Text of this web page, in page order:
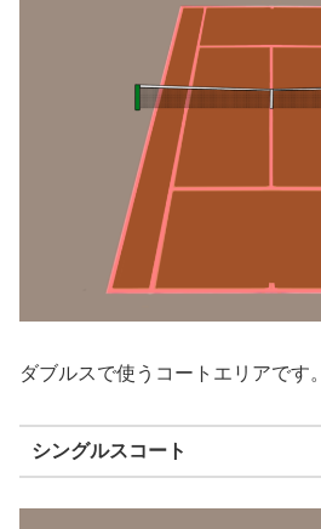
ダブルスで使うコートエリアです。
シングルスコート